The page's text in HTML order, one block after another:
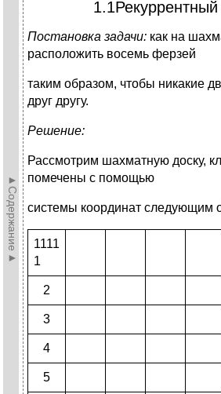
►Содержание►
1.1Рекуррентный
Постановка задачи: как на
расположить восемь ферзей
таким образом, чтобы никакие
друг другу.
Решение:
Рассмотрим шахматную доску,
помечены с помощью
системы координат следующим
1111
1
2
3
4
5